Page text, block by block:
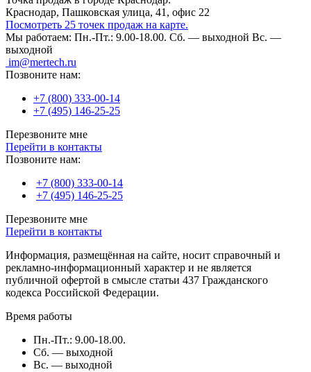
Краснодар, Пашковская улица, 41, офис 22
Посмотреть 25 точек продаж на карте.
Мы работаем: Пн.-Пт.: 9.00-18.00. Сб. — выходной Вс. —
выходной
im@mertech.ru
Позвоните нам:
+7 (800) 333-00-14
+7 (495) 146-25-25
Перезвоните мне
Перейти в контакты
Позвоните нам:
+7 (800) 333-00-14
+7 (495) 146-25-25
Перезвоните мне
Перейти в контакты
Информация, размещённая на сайте, носит справочный и
рекламно-информационный характер и не является
публичной офертой в смысле статьи 437 Гражданского
кодекса Российской Федерации.
Время работы
Пн.-Пт.: 9.00-18.00.
Сб. — выходной
Вс. — выходной